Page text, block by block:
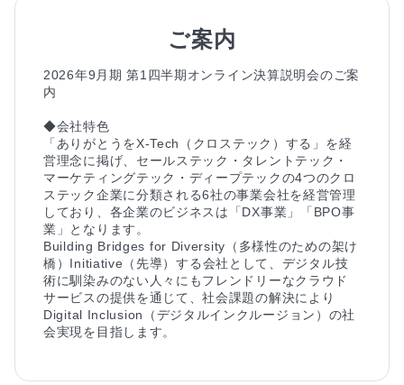
ご案内
2026年9月期 第1四半期オンライン決算説明会のご案
内
◆会社特色
「ありがとうをX-Tech（クロステック）する」を経
営理念に掲げ、セールステック・タレントテック・
マーケティングテック・ディープテックの4つのクロ
ステック企業に分類される6社の事業会社を経営管理
しており、各企業のビジネスは「DX事業」「BPO事
業」となります。
Building Bridges for Diversity（多様性のための架け
橋）Initiative（先導）する会社として、デジタル技
術に馴染みのない人々にもフレンドリーなクラウド
サービスの提供を通じて、社会課題の解決により
Digital Inclusion（デジタルインクルージョン）の社
会実現を目指します。